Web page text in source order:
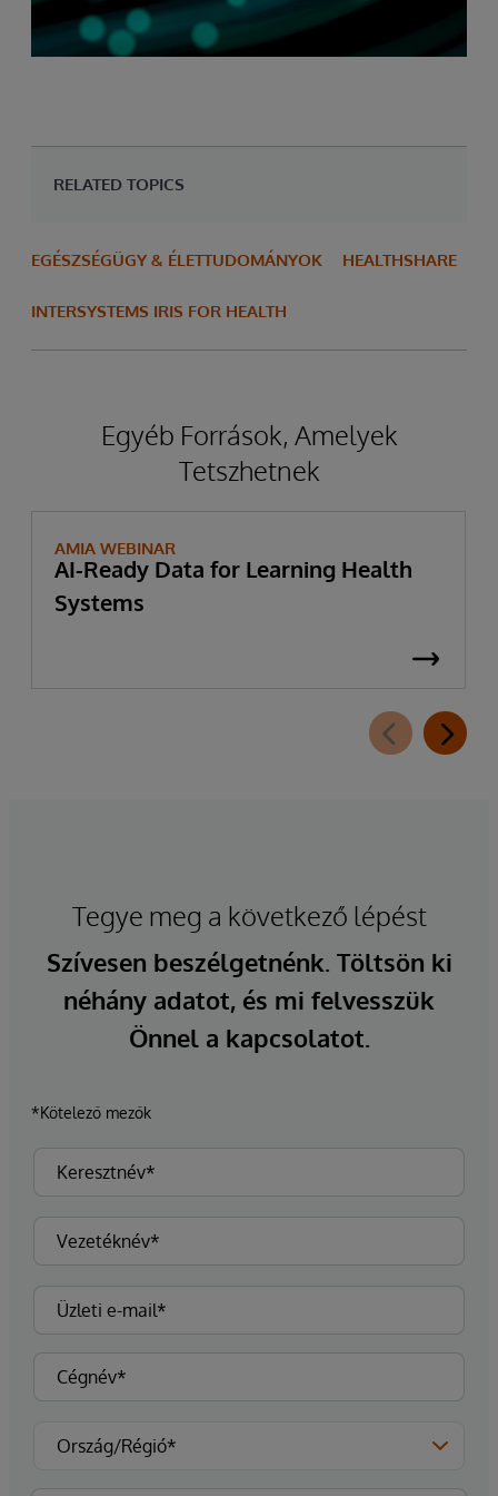
RELATED TOPICS
EGÉSZSÉGÜGY & ÉLETTUDOMÁNYOK HEALTHSHARE
INTERSYSTEMS IRIS FOR HEALTH
Egyéb Források, Amelyek
Tetszhetnek
AMIA WEBINAR
AI-Ready Data for Learning Health
Systems
Tegye meg a következő lépést
Szívesen beszélgetnénk. Töltsön ki
néhány adatot, és mi felvesszük
Önnel a kapcsolatot.
*Kötelező mezők